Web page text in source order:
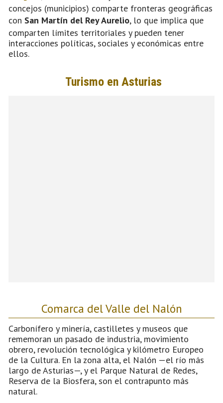
concejos (municipios) comparte fronteras geográficas
con San Martín del Rey Aurelio, lo que implica que
comparten límites territoriales y pueden tener
interacciones políticas, sociales y económicas entre
ellos.
Comarca del Valle del Nalón
Carbonífero y minería, castilletes y museos que
rememoran un pasado de industria, movimiento
obrero, revolución tecnológica y kilómetro Europeo
de la Cultura. En la zona alta, el Nalón —el río más
largo de Asturias—, y el Parque Natural de Redes,
Reserva de la Biosfera, son el contrapunto más
natural.